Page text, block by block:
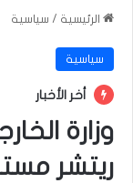
الرئيسية / سياسية
سياسية
أخر الأخبار
وزارة
ريتشر